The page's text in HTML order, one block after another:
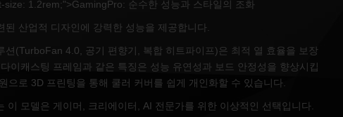
1.2rem;">GamingPro: 순수한 성능과 스타일의 조화
산업적 디자인에 강력한 성능을 제공합니다.
션(TurboFan 4.0, 공기 편향기, 복합 히트파이프)은 최적 열 효율을 보장
이캐스팅 프레임과 같은 특징은 성능 유연성과 보드 안정성을 향상시킵
으로 3D 프린팅을 통해 쿨러 커버를 쉽게 개인화할 수 있습니다.
이 모델은 게이머, 크리에이터, AI 전문가를 위한 이상적인 선택입니다.